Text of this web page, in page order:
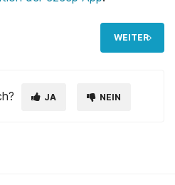
WEITER
JA NEIN